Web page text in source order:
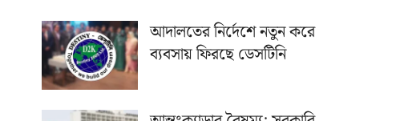
আদালতের নির্দেশে নতুন করে
ব্যবসায় ফিরছে ডেসটিনি